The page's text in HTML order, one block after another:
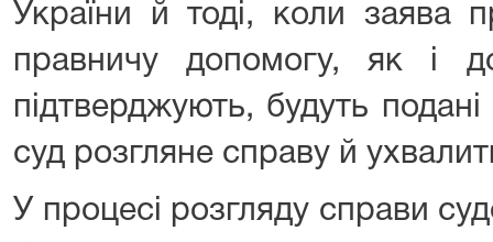
України й тоді, коли заява
правничу допомогу, як і
підтверджують, будуть
суд розгляне справу й
У процесі розгляду справи